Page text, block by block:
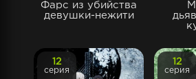
Фарс из убийства
девушки-нежити
12
серия
12
серия